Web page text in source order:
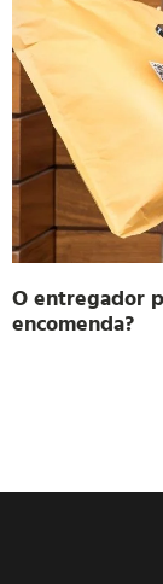
O entregador
encomenda?